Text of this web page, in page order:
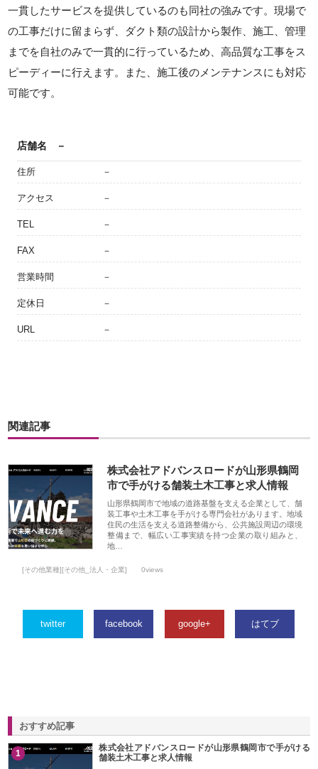
一貫したサービスを提供しているのも同社の強みです。現場で
の工事だけに留まらず、ダクト類の設計から製作、施工、管理
までを自社のみで一貫的に行っているため、高品質な工事をス
ピーディーに行えます。また、施工後のメンテナンスにも対応
可能です。
店舗名 －
住所 －
アクセス －
TEL －
FAX －
営業時間 －
定休日 －
URL －
関連記事
株式会社アドバンスロードが山形県鶴岡
市で手がける舗装土木工事と求人情報
山形県鶴岡市で地域の道路基盤を支える企業として、舗
装工事や土木工事を手がける専門会社があります。地域
住民の生活を支える道路整備から、公共施設周辺の環境
整備まで、幅広い工事実績を持つ企業の取り組みと、
地…
[その他業種][その他_法人・企業] 0views
twitter facebook google+ はてブ
おすすめ記事
1
株式会社アドバンスロードが山形県鶴岡市で手がける
舗装土木工事と求人情報